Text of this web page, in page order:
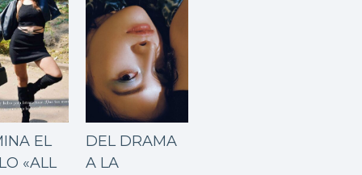
EL
«ALL
DEL DRAMA
A LA